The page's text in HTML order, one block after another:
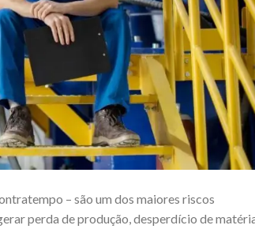
– são um dos maiores riscos
perda de produção, desperdício de